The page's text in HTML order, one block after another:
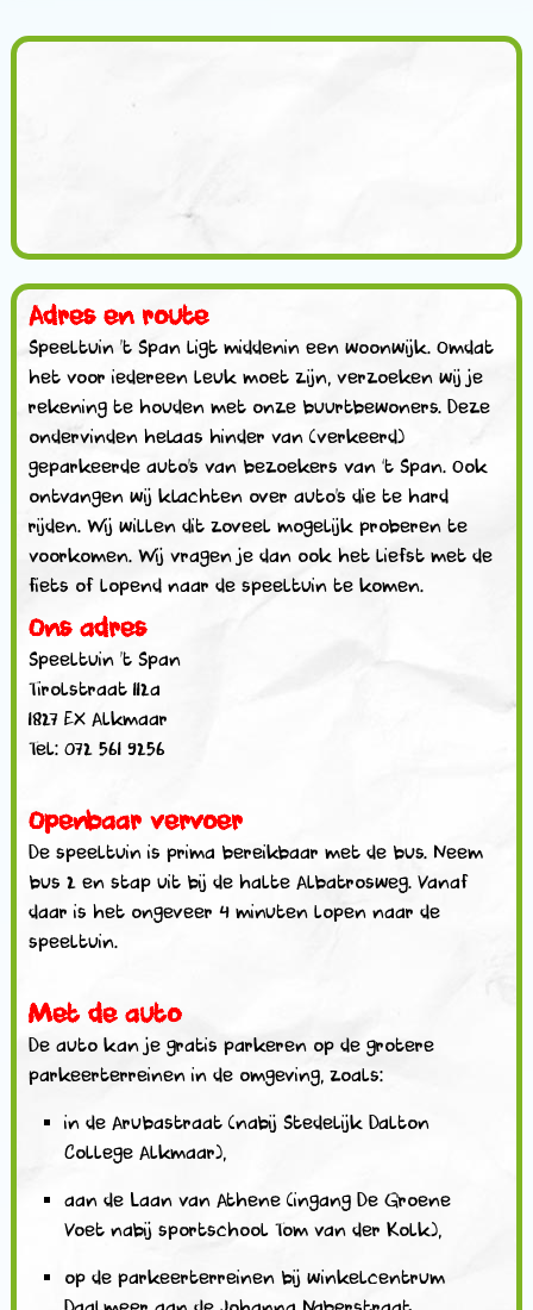
Adres en route
Speeltuin ’t Span ligt middenin een woonwijk. Omdat
het voor iedereen leuk moet zijn, verzoeken wij je
rekening te houden met onze buurtbewoners. Deze
ondervinden helaas hinder van (verkeerd)
geparkeerde auto’s van bezoekers van ‘t Span. Ook
ontvangen wij klachten over auto’s die te hard
rijden. Wij willen dit zoveel mogelijk proberen te
voorkomen. Wij vragen je dan ook het liefst met de
fiets of lopend naar de speeltuin te komen.
Ons adres
Speeltuin ’t Span
Tirolstraat 112a
1827 EX Alkmaar
Tel: 072 561 9256
Openbaar vervoer
De speeltuin is prima bereikbaar met de bus. Neem
bus 2 en stap uit bij de halte Albatrosweg. Vanaf
daar is het ongeveer 4 minuten lopen naar de
speeltuin.
Met de auto
De auto kan je gratis parkeren op de grotere
parkeerterreinen in de omgeving, zoals:
in de Arubastraat (nabij Stedelijk Dalton
College Alkmaar),
aan de Laan van Athene (ingang De Groene
Voet nabij sportschool Tom van der Kolk),
op de parkeerterreinen bij winkelcentrum